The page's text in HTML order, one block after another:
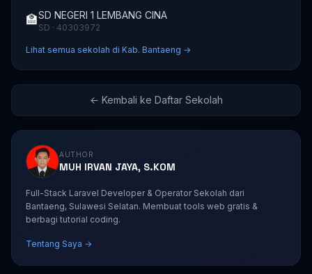
🏫SD NEGERI 1 LEMBANG CINA
SD · 40303972
Lihat semua sekolah di Kab. Bantaeng →
← Kembali ke Daftar Sekolah
AUTHOR
MUH IRVAN JAYA, S.KOM
Full-Stack Laravel Developer & Operator Sekolah dari
Bantaeng, Sulawesi Selatan. Membuat tools web gratis &
berbagi tutorial coding.
Tentang Saya →